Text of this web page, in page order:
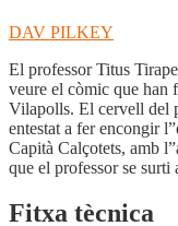
DAV PILKEY
El professor Titus
veure el còmic que han
Vilapolls. El cervell del
entestat a fer encongir
Capità Calçotets, amb
que el professor se surti
Fitxa tècnica